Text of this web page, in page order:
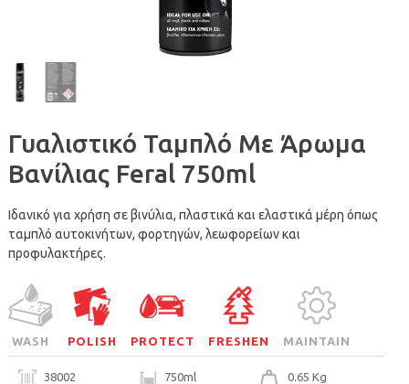
Γυαλιστικό Ταμπλό Με Άρωμα
Βανίλιας Feral 750ml
Ιδανικό για χρήση σε βινύλια, πλαστικά και ελαστικά μέρη όπως
ταμπλό αυτοκινήτων, φορτηγών, λεωφορείων και
προφυλακτήρες.
WASH POLISH PROTECT FRESHEN MAINTAIN
38002 750ml 0.65 Kg